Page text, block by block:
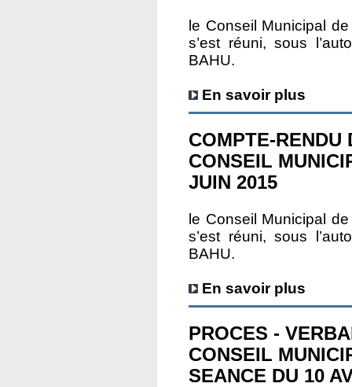
le Conseil Municipal
s’est réuni, sous
BAHU.
En savoir plus
COMPTE-RENDU
CONSEIL
JUIN 2015
le Conseil Municipal
s’est réuni, sous
BAHU.
En savoir plus
PROCES -
CONSEIL
SEANCE DU 10